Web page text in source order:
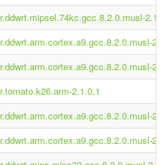
2.1.0.1